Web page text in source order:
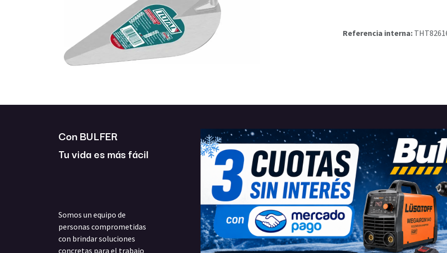
Referencia interna:
Con BULFER
Tu vida es más fácil
Somos un equipo de
personas comprometidas
con brindar soluciones
concretas para el trabajo